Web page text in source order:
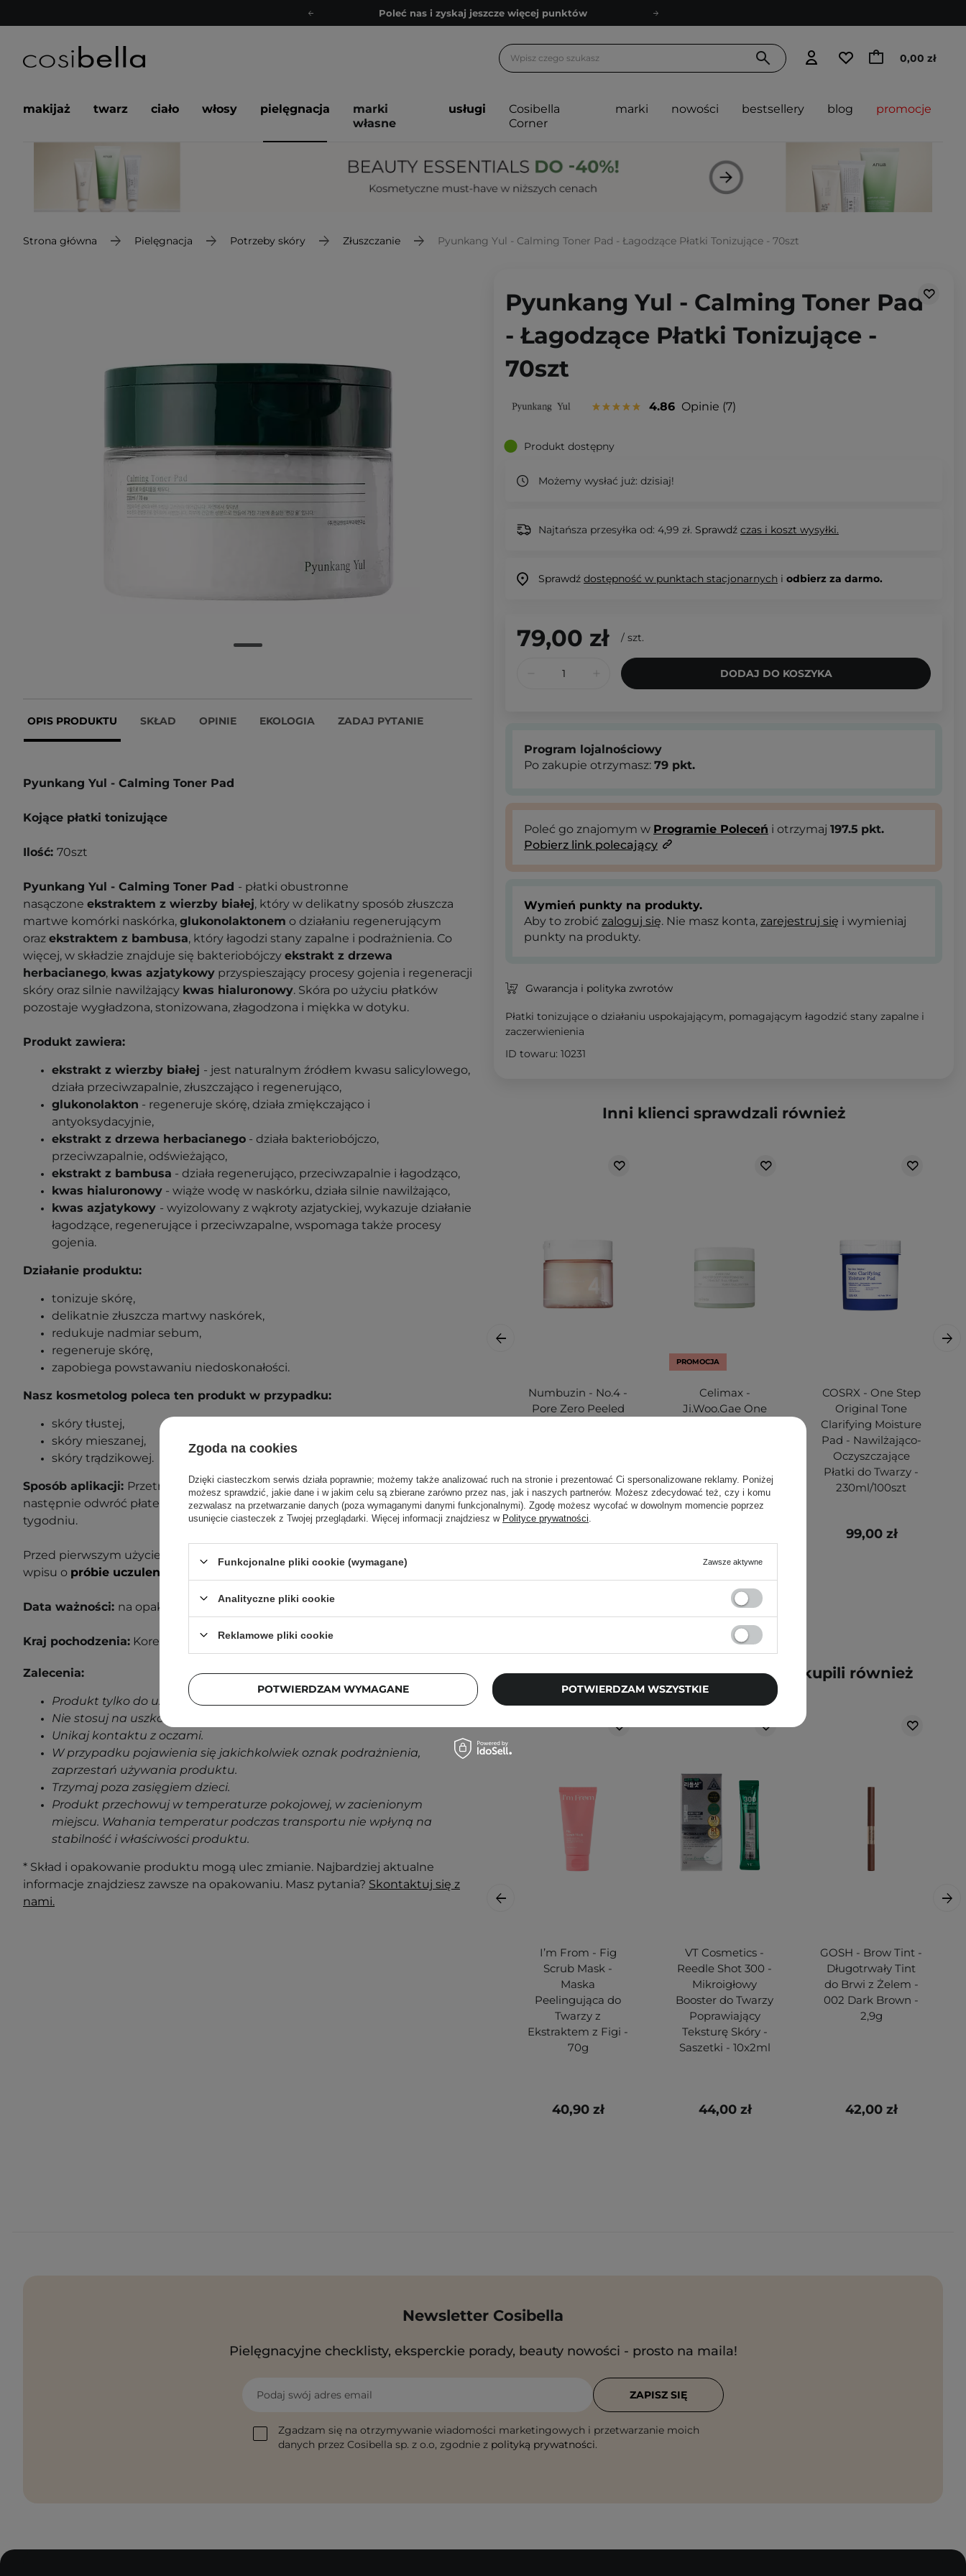
Poleć nas i zyskaj jeszcze więcej punktów
Bezpłatne konsultacje kosmetologiczne
Poleć nas i zyskaj jeszcze więcej punktów
0,00 zł
makijaż twarz ciało włosy pielęgnacja
marki
własne
usługi
Cosibella
Corner
marki nowości bestsellery blog promocje
Strona główna Pielęgnacja Potrzeby skóry Złuszczanie Pyunkang Yul - Calming Toner Pad - Łagodzące Płatki Tonizujące - 70szt
OPIS PRODUKTU SKŁAD OPINIE EKOLOGIA ZADAJ PYTANIE
Pyunkang Yul - Calming Toner Pad
Kojące płatki tonizujące
Ilość: 70szt
Pyunkang Yul - Calming Toner Pad - płatki obustronne
nasączone ekstraktem z wierzby białej, który w delikatny sposób złuszcza
martwe komórki naskórka, glukonolaktonem o działaniu regenerującym
oraz ekstraktem z bambusa, który łagodzi stany zapalne i podrażnienia. Co
więcej, w składzie znajduje się bakteriobójczy ekstrakt z drzewa
herbacianego, kwas azjatykowy przyspieszający procesy gojenia i regeneracji
skóry oraz silnie nawilżający kwas hialuronowy. Skóra po użyciu płatków
pozostaje wygładzona, stonizowana, złagodzona i miękka w dotyku.
Produkt zawiera:
ekstrakt z wierzby białej - jest naturalnym źródłem kwasu salicylowego,
działa przeciwzapalnie, złuszczająco i regenerująco,
glukonolakton - regeneruje skórę, działa zmiękczająco i
antyoksydacyjnie,
ekstrakt z drzewa herbacianego - działa bakteriobójczo,
przeciwzapalnie, odświeżająco,
ekstrakt z bambusa - działa regenerująco, przeciwzapalnie i łagodząco,
kwas hialuronowy - wiąże wodę w naskórku, działa silnie nawilżająco,
kwas azjatykowy - wyizolowany z wąkroty azjatyckiej, wykazuje działanie
łagodzące, regenerujące i przeciwzapalne, wspomaga także procesy
gojenia.
Działanie produktu:
tonizuje skórę,
delikatnie złuszcza martwy naskórek,
redukuje nadmiar sebum,
regeneruje skórę,
zapobiega powstawaniu niedoskonałości.
Nasz kosmetolog poleca ten produkt w przypadku:
skóry tłustej,
skóry mieszanej,
skóry trądzikowej.
Sposób aplikacji: Przetrzyj czystą, suchą skórę tłoczoną stroną płatka, a
następnie odwróć płatek i przetrzyj twarz stroną gładką. Stosuj 2-3 razy w
tygodniu.
Przed pierwszym użyciem wykonaj próbę uczuleniową. Zajrzyj do naszego
wpisu o próbie uczuleniowej , aby dowiedzieć się więcej.
Data ważności: na opakowaniu.
Kraj pochodzenia: Korea Południowa
Zalecenia:
Produkt tylko do użytku zewnętrznego.
Nie stosuj na uszkodzoną skórę.
Unikaj kontaktu z oczami.
W przypadku pojawienia się jakichkolwiek oznak podrażnienia,
zaprzestań używania produktu.
Trzymaj poza zasięgiem dzieci.
Produkt przechowuj w temperaturze pokojowej, w zacienionym
miejscu. Wahania temperatur podczas transportu nie wpłyną na
stabilność i właściwości produktu.
* Skład i opakowanie produktu mogą ulec zmianie. Najbardziej aktualne
informacje znajdziesz zawsze na opakowaniu. Masz pytania? Skontaktuj się z
nami.
Pyunkang Yul - Calming Toner Pad
- Łagodzące Płatki Tonizujące -
70szt
4.86 Opinie 7
Produkt dostępny
Możemy wysłać już: dzisiaj!
Najtańsza przesyłka od: 4,99 zł. Sprawdź czas i koszt wysyłki.
Sprawdź dostępność w punktach stacjonarnych i odbierz za darmo.
79,00 zł / szt.
DODAJ DO KOSZYKA
Program lojalnościowy
Po zakupie otrzymasz: 79 pkt.
Poleć go znajomym w Programie Poleceń i otrzymaj 197.5 pkt.
Pobierz link polecający
Wymień punkty na produkty.
Aby to zrobić zaloguj się. Nie masz konta, zarejestruj się i wymieniaj
punkty na produkty.
Gwarancja i polityka zwrotów
Płatki tonizujące o działaniu uspokajającym, pomagającym łagodzić stany zapalne i
zaczerwienienia
ID towaru: 10231
Inni klienci sprawdzali również
Numbuzin - No.4 -
Pore Zero Peeled
PROMOCJA
Celimax -
Ji.Woo.Gae One
COSRX - One Step
Original Tone
Clarifying Moisture
Pad - Nawilżająco-
Oczyszczające
Płatki do Twarzy -
230ml/100szt
99,00 zł
Klienci, którzy kupili ten produkt, kupili również
I’m From - Fig
Scrub Mask -
Maska
Peelingująca do
Twarzy z
Ekstraktem z Figi -
70g
40,90 zł
VT Cosmetics -
Reedle Shot 300 -
Mikroigłowy
Booster do Twarzy
Poprawiający
Teksturę Skóry -
Saszetki - 10x2ml
44,00 zł
GOSH - Brow Tint -
Długotrwały Tint
do Brwi z Żelem -
002 Dark Brown -
2,9g
42,00 zł
Newsletter Cosibella
Pielęgnacyjne checklisty, eksperckie porady, beauty nowości - prosto na maila!
Podaj swój adres email
Zgadzam się na otrzymywanie wiadomości marketingowych i przetwarzanie moich
danych przez Cosibella sp. z o.o, zgodnie z polityką prywatności.
ZAPISZ SIĘ
Zgoda na cookies
Dzięki ciasteczkom serwis działa poprawnie; możemy także analizować ruch na stronie i prezentować Ci spersonalizowane reklamy. Poniżej
możesz sprawdzić, jakie dane i w jakim celu są zbierane zarówno przez nas, jak i naszych partnerów. Możesz zdecydować też, czy i komu
zezwalasz na przetwarzanie danych (poza wymaganymi danymi funkcjonalnymi). Zgodę możesz wycofać w dowolnym momencie poprzez
usunięcie ciasteczek z Twojej przeglądarki. Więcej informacji znajdziesz w Polityce prywatności
Funkcjonalne pliki cookie (wymagane) Zawsze aktywne
Analityczne pliki cookie
Reklamowe pliki cookie
POTWIERDZAM WYMAGANE POTWIERDZAM WSZYSTKIE